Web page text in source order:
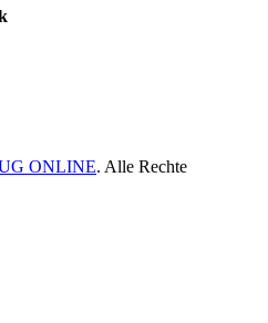
ONLINE. Alle Rechte